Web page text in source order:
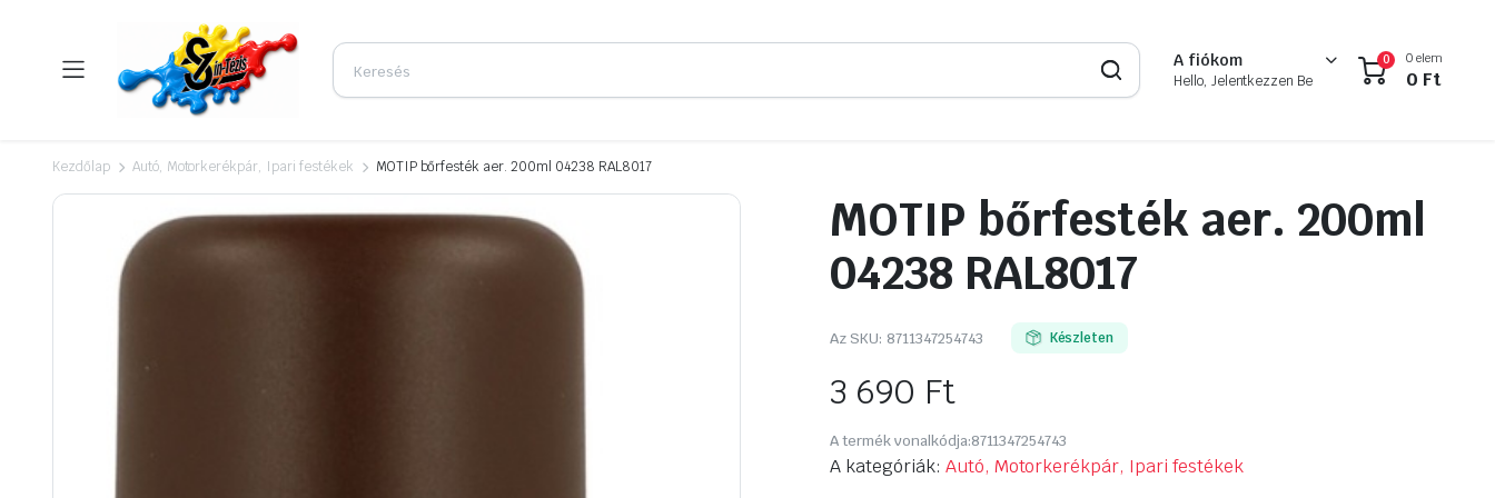
A fiókom
Hello, Jelentkezzen Be
0 0 elem
0 Ft
Kezdőlap Autó, Motorkerékpár, Ipari festékek MOTIP bőrfesték aer. 200ml 04238 RAL8017
MOTIP bőrfesték aer. 200ml
04238 RAL8017
Az SKU: 8711347254743 Készleten
3 690 Ft
A termék vonalkódja:8711347254743
A kategóriák: Autó, Motorkerékpár, Ipari festékek